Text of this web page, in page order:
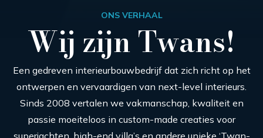
ONS VERHAAL
Wij zijn Twans!
Een gedreven interieurbouwbedrijf dat zich richt op het
ontwerpen en vervaardigen van next-level interieurs.
Sinds 2008 vertalen we vakmanschap, kwaliteit en
passie moeiteloos in custom-made creaties voor